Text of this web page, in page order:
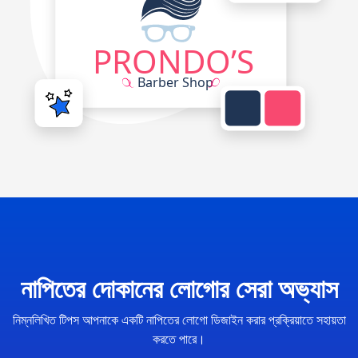
নাপিতের দোকানের লোগোর সেরা অভ্যাস
নিম্নলিখিত টিপস আপনাকে একটি নাপিতের লোগো ডিজাইন করার প্রক্রিয়াতে সহায়তা
করতে পারে।